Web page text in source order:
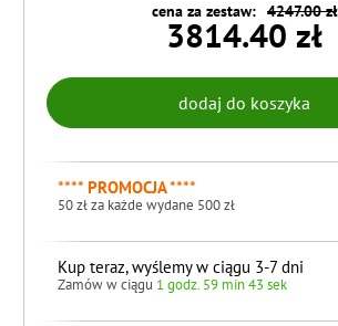
4247.00 zł
cena za zestaw:
3814.40 zł
**** PROMOCJA ****
50 zł za każde wydane 500 zł
Kup teraz, wyślemy w ciągu 3-7 dni
Zamów w ciągu 1 godz. 59 min 42 sek